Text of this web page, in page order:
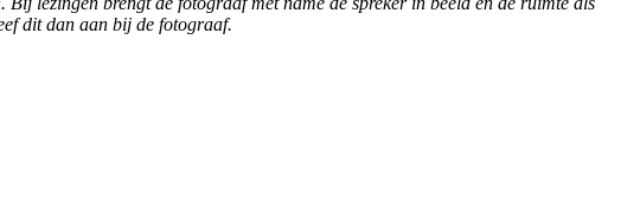
dit dan aan bij de fotograaf.